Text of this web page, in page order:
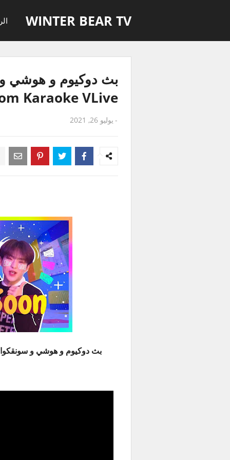
WINTER BEAR TV
بث دوكيوم و هوشي و
Karaoke VLive
- يوليو 26, 2021
بث دوكيوم و هوشي و